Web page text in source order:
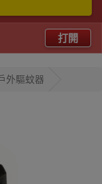
打開
外驅蚊器